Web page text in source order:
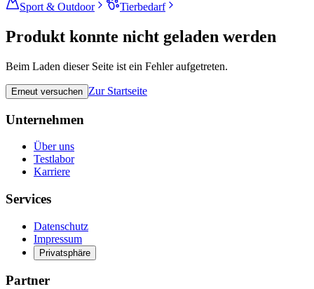
Sport & Outdoor
Tierbedarf
Produkt konnte nicht geladen werden
Beim Laden dieser Seite ist ein Fehler aufgetreten.
Erneut versuchen Zur Startseite
Unternehmen
Über uns
Testlabor
Karriere
Services
Datenschutz
Impressum
Privatsphäre
Partner